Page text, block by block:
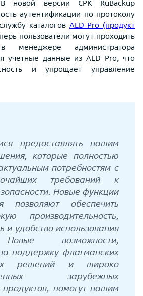
В новой версии СРК RuBackup
аутентификации по протоколу
каталогов ALD Pro (продукт
пользователи могут проходить
менеджере администратора
учетные данные из ALD Pro, что
и упрощает управление
предоставлять нашим
которые полностью
потребностям с
требований к
Новые функции
позволяют обеспечить
производительность,
и удобство использования
возможности,
поддержку флагманских
решений и широко
зарубежных
помогут нашим